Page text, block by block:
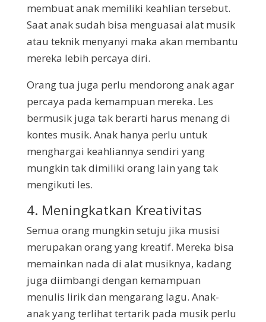
membuat anak memiliki keahlian tersebut.
Saat anak sudah bisa menguasai alat musik
atau teknik menyanyi maka akan membantu
mereka lebih percaya diri.
Orang tua juga perlu mendorong anak agar
percaya pada kemampuan mereka. Les
bermusik juga tak berarti harus menang di
kontes musik. Anak hanya perlu untuk
menghargai keahliannya sendiri yang
mungkin tak dimiliki orang lain yang tak
mengikuti les.
4. Meningkatkan Kreativitas
Semua orang mungkin setuju jika musisi
merupakan orang yang kreatif. Mereka bisa
memainkan nada di alat musiknya, kadang
juga diimbangi dengan kemampuan
menulis lirik dan mengarang lagu. Anak-
anak yang terlihat tertarik pada musik perlu